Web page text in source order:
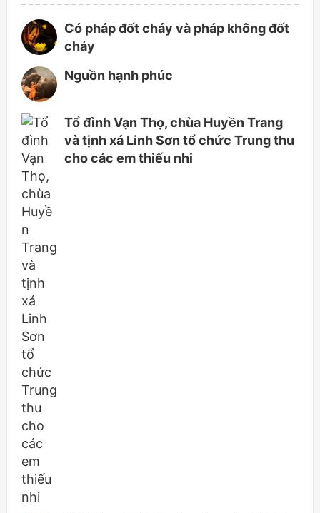
Có pháp đốt cháy và pháp không đốt
cháy
Nguồn hạnh phúc
Tổ đình Vạn Thọ, chùa Huyền Trang
và tịnh xá Linh Sơn tổ chức Trung thu
cho các em thiếu nhi